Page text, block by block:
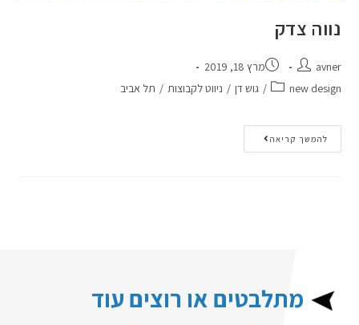
נווה צדק
avner
מרץ 18, 2019
new design
/ גוש דן / ניווט לקבוצות / תל אביב
להמשך קריאה
מתלבטים או רוצים עוד